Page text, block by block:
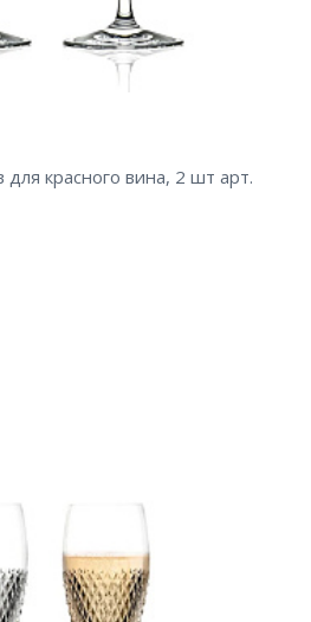
красного вина, 2 шт арт.